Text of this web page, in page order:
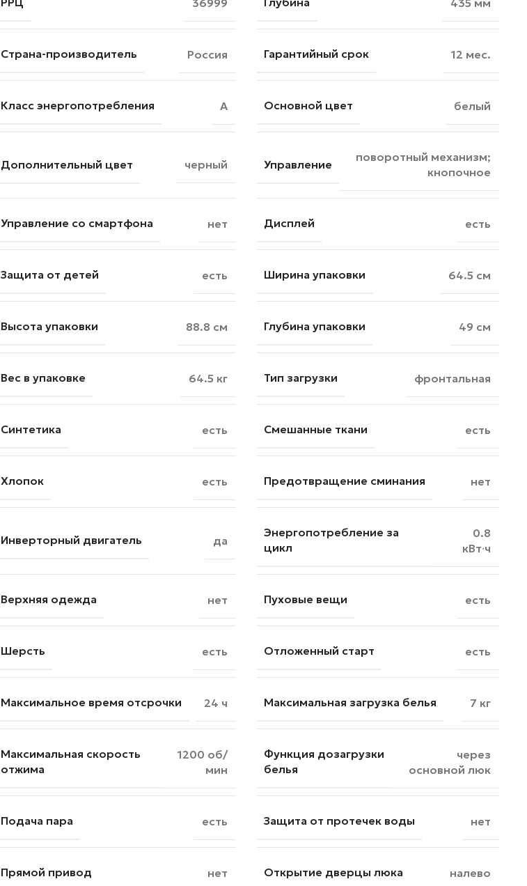
Страна-производитель Россия Гарантийный срок 12 мес.
Класс энергопотребления A Основной цвет белый
Дополнительный цвет черный Управление
поворотный механизм;
кнопочное
Управление со смартфона нет Дисплей есть
Защита от детей есть Ширина упаковки 64.5 см
Высота упаковки 88.8 см Глубина упаковки 49 см
Вес в упаковке 64.5 кг Тип загрузки фронтальная
Синтетика есть Смешанные ткани есть
Хлопок есть Предотвращение сминания нет
Инверторный двигатель да
Энергопотребление за
цикл
0.8
кВт∙ч
Верхняя одежда нет Пуховые вещи есть
Шерсть есть Отложенный старт есть
Максимальное время отсрочки 24 ч Максимальная загрузка белья 7 кг
Максимальная скорость
отжима
1200 об/
мин
Функция дозагрузки
белья
через
основной люк
Подача пара есть Защита от протечек воды нет
Прямой привод нет Открытие дверцы люка налево